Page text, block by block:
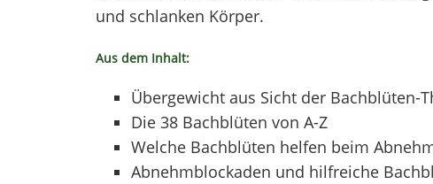
und schlanken Körper.
Aus dem Inhalt:
Übergewicht aus Sicht der Bachblüten-
Die 38 Bachblüten von A-Z
Welche Bachblüten helfen beim
Abnehmblockaden und hilfreiche